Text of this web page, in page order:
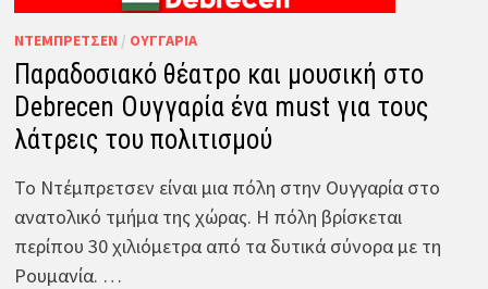
ΝΤΈΜΠΡΕΤΣΕΝ / ΟΥΓΓΑΡΊΑ
Παραδοσιακό θέατρο και μουσική στο
Debrecen Ουγγαρία ένα must για τους
λάτρεις του πολιτισμού
Το Ντέμπρετσεν είναι μια πόλη στην Ουγγαρία στο
ανατολικό τμήμα της χώρας. Η πόλη βρίσκεται
περίπου 30 χιλιόμετρα από τα δυτικά σύνορα με τη
Ρουμανία. …